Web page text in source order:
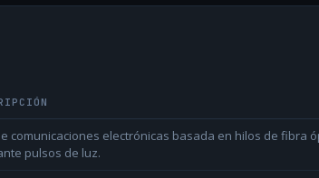
comunicaciones electrónicas basada en hilos de fibra
pulsos de luz.